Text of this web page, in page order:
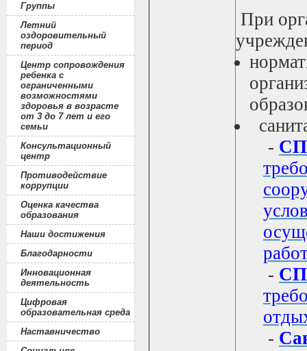
Группы
Летний
оздоровительный
период
Центр сопровождения
ребенка с
ограниченными
возможностями
здоровья в возрасте
от 3 до 7 лет и его
семьи
Консультационный
центр
Противодействие
коррупции
Оценка качества
образования
Наши достижения
Благодарности
Инновационная
деятельность
Цифровая
образовательная среда
Наставничество
При
- СП
- СП
-